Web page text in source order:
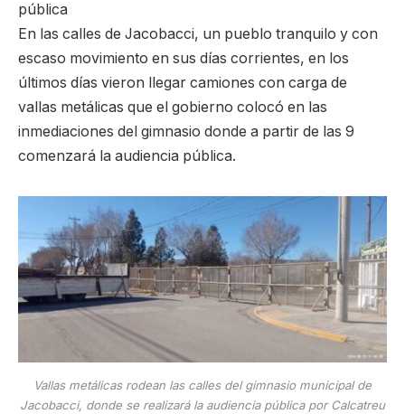
pública
En las calles de Jacobacci, un pueblo tranquilo y con
escaso movimiento en sus días corrientes, en los
últimos días vieron llegar camiones con carga de
vallas metálicas que el gobierno colocó en las
inmediaciones del gimnasio donde a partir de las 9
comenzará la audiencia pública.
Vallas metálicas rodean las calles del gimnasio municipal de
Jacobacci, donde se realizará la audiencia pública por Calcatreu